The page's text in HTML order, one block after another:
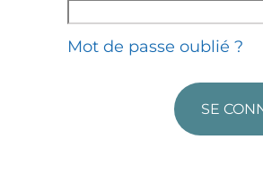
Mot de passe oublié ?
SE